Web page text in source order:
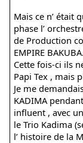
Mais ce n’ était
phase l’
de Production
EMPIRE BAKUBA.
Cette fois-ci ils
Papi Tex , mais
Je me
KADIMA
influent , avec
le Trio Kadima
l’ histoire de la